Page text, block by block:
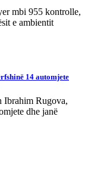
mbi 955 kontrolle,
e ambientit
14 automjete
Ibrahim Rugova,
dhe janë